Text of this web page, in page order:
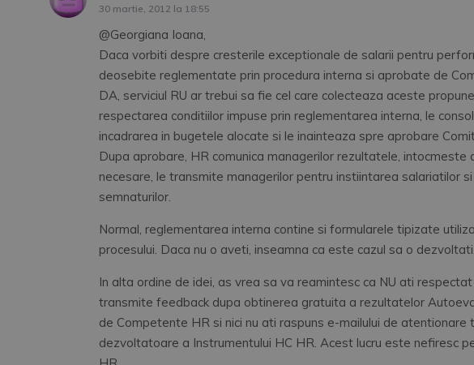
30 martie, 2012 la 18:55
@Georgiana Ioana,
Daca vorbiti despre cresterile exceptionale de salarii pentru
deosebite reglementate prin procedura interna si aprobate de
DA, serviciul RU ar trebui sa fie cel care colecteaza aceste
respectarea conditiilor impuse prin reglementarea interna, le
incadrarea in bugetele alocate si le inainteaza spre aprobare
Dupa aprobare, HR comunica managerilor rezultatele, intocmeste
necesare, le transmite managerilor pentru instiintarea salariatilor
semnaturilor.
Normal, reglementarea interna contine si formularele tipizate
procesului. Daca nu o aveti, inseamna ca este cazul sa o dezvoltati.
In alta ordine de idei, as vrea sa va reamintesc ca NU ati
transmite feedback dupa obtinerea gratuita a rezultatelor
de Competente HR si nici nu ati raspuns e-mailului de atentionare
dezvoltatoare a Instrumentului HC HR. Acest lucru este nefiresc